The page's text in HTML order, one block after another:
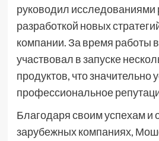
руководил исследованиями
разработкой новых
компании. За время работы
участвовал в запуске
продуктов, что значительно
профессиональное
Благодаря своим успехам и
зарубежных компаниях,